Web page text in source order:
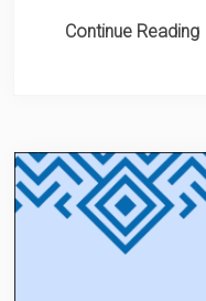
Continue Reading